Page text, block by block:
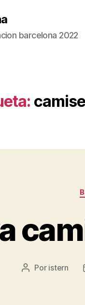
barcelona 2022
Autor
Por istern